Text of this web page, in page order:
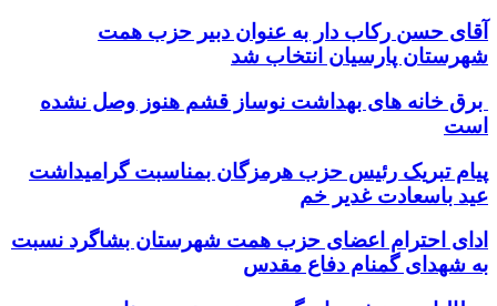
آقای حسن رکاب دار به عنوان دبیر حزب همت
شهرستان پارسیان انتخاب شد
برق خانه های بهداشت نوساز قشم هنوز وصل نشده
است
پیام تبریک رئیس حزب هرمزگان بمناسبت گرامیداشت
عید باسعادت غدیر خم
ادای احترام اعضای حزب همت شهرستان بشاگرد نسبت
به شهدای گمنام دفاع مقدس